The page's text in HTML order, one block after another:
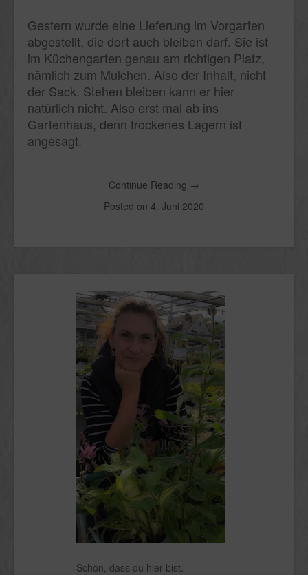
Gestern wurde eine Lieferung im Vorgarten
abgestellt, die dort auch bleiben darf. Sie ist
im Küchengarten genau am richtigen Platz,
nämlich zum Mulchen. Also der Inhalt, nicht
der Sack. Stehen bleiben kann er hier
natürlich nicht. Also erst mal ab ins
Gartenhaus, denn trockenes Lagern ist
angesagt.
Continue Reading →
Posted on 4. Juni 2020
Schön, dass du hier bist.